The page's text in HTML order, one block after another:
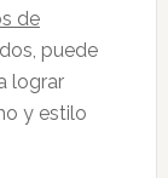
de
puede
lograr
y estilo